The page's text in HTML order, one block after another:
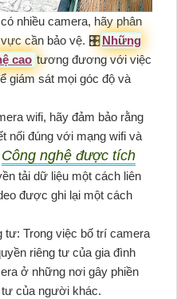
nhiều camera, hãy phân
vực cần bảo vệ. 🎛Những
cao tương đương với việc
giám sát mọi góc độ và
wifi, hãy đảm bảo rằng
nối đúng với mạng wifi và
Công nghệ được tích
tải dữ liệu một cách liên
được ghi lại một cách
tư: Trong việc bố trí camera
riêng tư của gia đình
ở những nơi gây phiền
của người khác.